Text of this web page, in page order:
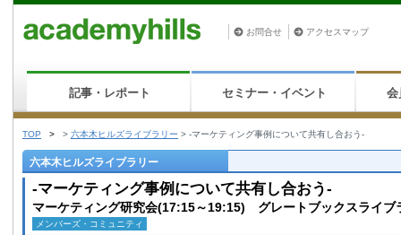
お問合せ アクセスマップ
記事・レポート セミナー・イベント 会
TOP > > 六本木ヒルズライブラリー > -マーケティング事例について共有し合おう-
六本木ヒルズライブラリー
-マーケティング事例について共有し合おう-
マーケティング研究会(17:15～19:15) グレートブックスライブ
メンバーズ・コミュニティ